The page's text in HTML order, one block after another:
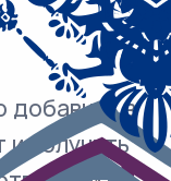
добавить в
и получить